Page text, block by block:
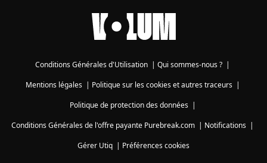
Conditions Générales d'Utilisation | Qui sommes-nous ? |
Mentions légales| Politique sur les cookies et autres traceurs|
Politique de protection des données|
Conditions Générales de l'offre payante Purebreak.com | Notifications |
Gérer Utiq | Préférences cookies